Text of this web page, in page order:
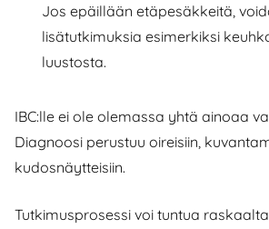
Jos epäillään etäpesäkkeitä,
lisätutkimuksia esimerkiksi
luustosta.
IBC:lle ei ole olemassa yhtä ainoaa
Diagnoosi perustuu oireisiin,
kudosnäytteisiin.
Tutkimusprosessi voi tuntua